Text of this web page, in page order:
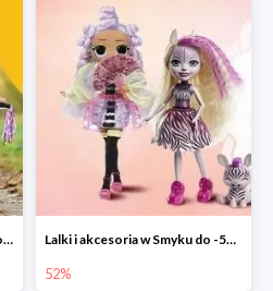
Rowerki i hulajnogi w Smyku do -50% Lalki i akcesoria w Smyku do -52%
52%